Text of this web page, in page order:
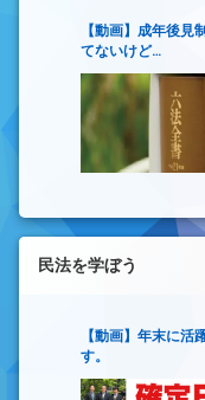
【動画】成年後
てないけど…
民法を学ぼう
【動画】年末に
す。